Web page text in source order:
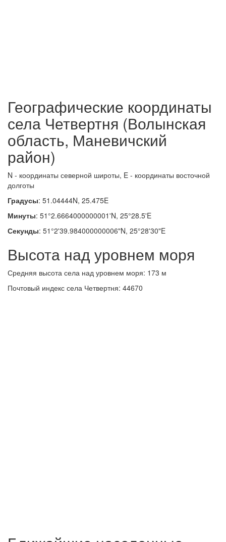
Географические координаты
села Четвертня (Волынская
область, Маневичский
район)
N - координаты северной широты, E - координаты восточной
долготы
Градусы: 51.04444N, 25.475E
Минуты: 51°2.6664000000001'N, 25°28.5'E
Секунды: 51°2'39.984000000006"N, 25°28'30"E
Высота над уровнем моря
Средняя высота села над уровнем моря: 173 м
Почтовый индекс села Четвертня: 44670